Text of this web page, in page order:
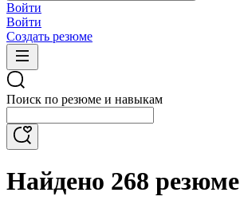
Войти
Войти
Создать резюме
Поиск по резюме и навыкам
Найдено 268 резюме